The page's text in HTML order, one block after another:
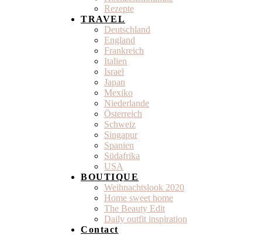
Rezepte
TRAVEL
Deutschland
England
Frankreich
Italien
Israel
Japan
Mexiko
Niederlande
Österreich
Schweiz
Singapur
Spanien
Südafrika
USA
BOUTIQUE
Weihnachtslook 2020
Home sweet home
The Beauty Edit
Daily outfit inspiration
Contact